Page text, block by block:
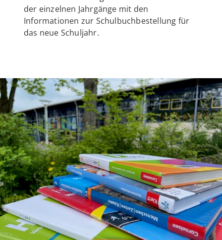
der einzelnen Jahrgänge mit den
Informationen zur Schulbuchbestellung für
das neue Schuljahr.